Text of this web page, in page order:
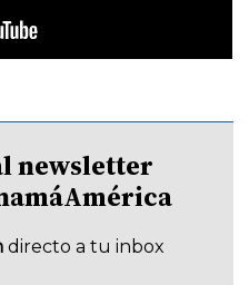
newsletter
directo a tu inbox